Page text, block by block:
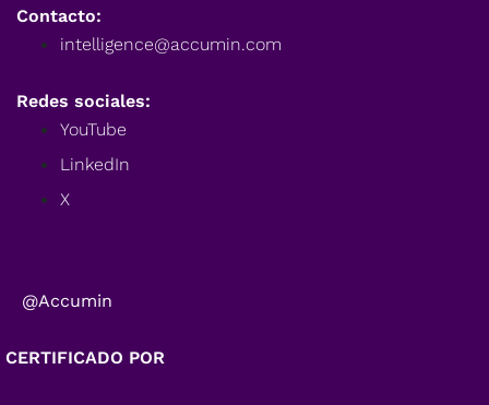
Contacto:
intelligence@accumin.com
Redes sociales:
YouTube
LinkedIn
X
@Accumin
CERTIFICADO POR